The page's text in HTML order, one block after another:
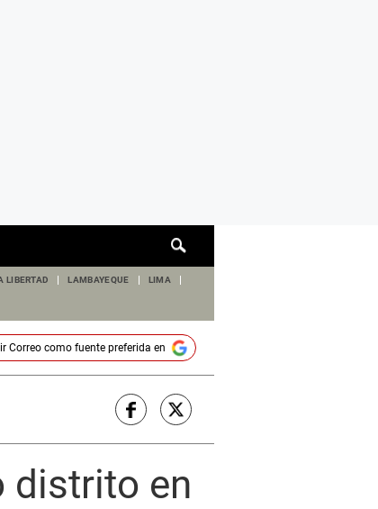
de
LIBERTAD LAMBAYEQUE LIMA
Correocomo fuente preferida en
distrito en